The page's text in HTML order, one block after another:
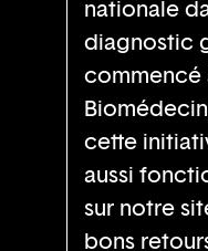
nationale
diagnostic
commencé
cette
aussi
sur notre
bons